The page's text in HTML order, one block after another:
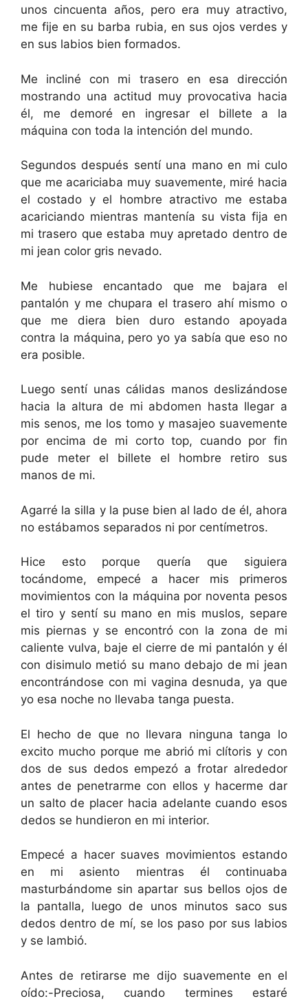
unos cincuenta años, pero era muy atractivo,
me fije en su barba rubia, en sus ojos verdes y
en sus labios bien formados.
Me incliné con mi trasero en esa dirección
mostrando una actitud muy provocativa hacia
él, me demoré en ingresar el billete a la
máquina con toda la intención del mundo.
Segundos después sentí una mano en mi culo
que me acariciaba muy suavemente, miré hacia
el costado y el hombre atractivo me estaba
acariciando mientras mantenía su vista fija en
mi trasero que estaba muy apretado dentro de
mi jean color gris nevado.
Me hubiese encantado que me bajara el
pantalón y me chupara el trasero ahí mismo o
que me diera bien duro estando apoyada
contra la máquina, pero yo ya sabía que eso no
era posible.
Luego sentí unas cálidas manos deslizándose
hacia la altura de mi abdomen hasta llegar a
mis senos, me los tomo y masajeo suavemente
por encima de mi corto top, cuando por fin
pude meter el billete el hombre retiro sus
manos de mi.
Agarré la silla y la puse bien al lado de él, ahora
no estábamos separados ni por centímetros.
Hice esto porque quería que siguiera
tocándome, empecé a hacer mis primeros
movimientos con la máquina por noventa pesos
el tiro y sentí su mano en mis muslos, separe
mis piernas y se encontró con la zona de mi
caliente vulva, baje el cierre de mi pantalón y él
con disimulo metió su mano debajo de mi jean
encontrándose con mi vagina desnuda, ya que
yo esa noche no llevaba tanga puesta.
El hecho de que no llevara ninguna tanga lo
excito mucho porque me abrió mi clítoris y con
dos de sus dedos empezó a frotar alrededor
antes de penetrarme con ellos y hacerme dar
un salto de placer hacia adelante cuando esos
dedos se hundieron en mi interior.
Empecé a hacer suaves movimientos estando
en mi asiento mientras él continuaba
masturbándome sin apartar sus bellos ojos de
la pantalla, luego de unos minutos saco sus
dedos dentro de mí, se los paso por sus labios
y se lambió.
Antes de retirarse me dijo suavemente en el
oído:-Preciosa, cuando termines estaré